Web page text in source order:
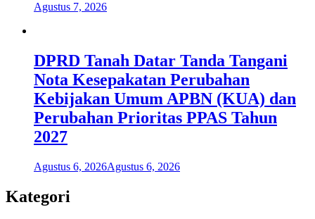
Agustus 7, 2026
DPRD Tanah Datar Tanda Tangani
Nota Kesepakatan Perubahan
Kebijakan Umum APBN (KUA) dan
Perubahan Prioritas PPAS Tahun
2027
Agustus 6, 2026Agustus 6, 2026
Kategori